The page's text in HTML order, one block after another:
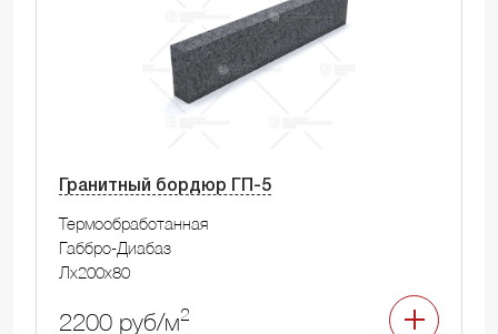
Гранитный бордюр ГП-5
Термообработанная
Габбро-Диабаз
Лx200x80
2200 руб/м2